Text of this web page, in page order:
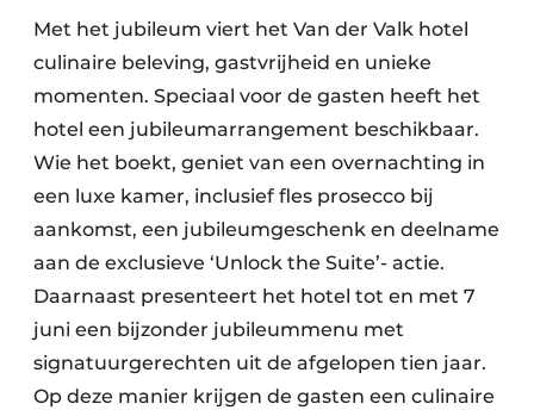
Met het jubileum viert het Van der Valk hotel
culinaire beleving, gastvrijheid en unieke
momenten. Speciaal voor de gasten heeft het
hotel een jubileumarrangement beschikbaar.
Wie het boekt, geniet van een overnachting in
een luxe kamer, inclusief fles prosecco bij
aankomst, een jubileumgeschenk en deelname
aan de exclusieve ‘Unlock the Suite’- actie.
Daarnaast presenteert het hotel tot en met 7
juni een bijzonder jubileummenu met
signatuurgerechten uit de afgelopen tien jaar.
Op deze manier krijgen de gasten een culinaire